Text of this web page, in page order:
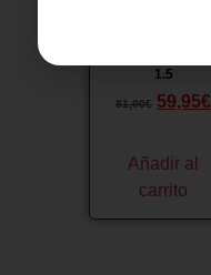
1.5
81,00€ 59,95€
Añadir al
carrito